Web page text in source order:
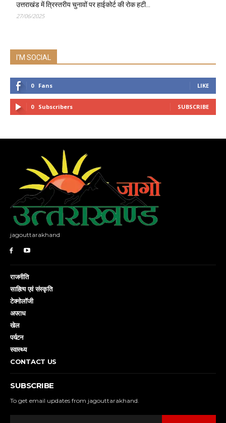
उत्तराखंड में त्रिस्तरीय चुनावों पर हाईकोर्ट की रोक हटी…
27/06/2025
I'M SOCIAL
0 Fans LIKE
0 Subscribers SUBSCRIBE
jagouttarakhand
राजनीति
साहित्य एवं संस्कृति
टेक्नोलॉजी
अपराध
खेल
पर्यटन
स्वास्थ्य
CONTACT US
SUBSCRIBE
To get email updates from jagouttarakhand.